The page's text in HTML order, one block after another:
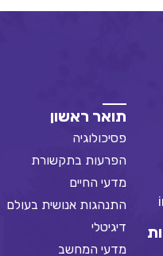
תואר ראשון
פסיכולוגיה
הפרעות בתקשורת
מדעי החיים
התנהגות אנושית בעולם
דיגיטלי
מדעי המחשב